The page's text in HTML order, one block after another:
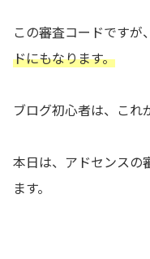
この審査コードですが、
ドにもなります。
ブログ初心者は、これ
本日は、アドセンスの
ます。